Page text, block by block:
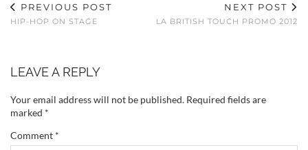
PREVIOUS POST
HIP-HOP ON STAGE
NEXT POST
LA BRITISH TOUCH PROMO 2012
LEAVE A REPLY
Your email address will not be published. Required fields are
marked *
Comment *